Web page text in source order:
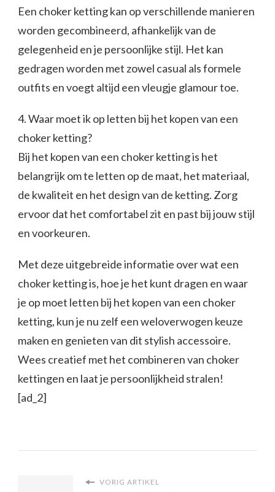
Een choker ketting kan op verschillende manieren
worden gecombineerd, afhankelijk van de
gelegenheid en je persoonlijke stijl. Het kan
gedragen worden met zowel casual als formele
outfits en voegt altijd een vleugje glamour toe.
4. Waar moet ik op letten bij het kopen van een
choker ketting?
Bij het kopen van een choker ketting is het
belangrijk om te letten op de maat, het materiaal,
de kwaliteit en het design van de ketting. Zorg
ervoor dat het comfortabel zit en past bij jouw stijl
en voorkeuren.
Met deze uitgebreide informatie over wat een
choker ketting is, hoe je het kunt dragen en waar
je op moet letten bij het kopen van een choker
ketting, kun je nu zelf een weloverwogen keuze
maken en genieten van dit stylish accessoire.
Wees creatief met het combineren van choker
kettingen en laat je persoonlijkheid stralen!
[ad_2]
VORIG ARTIKEL